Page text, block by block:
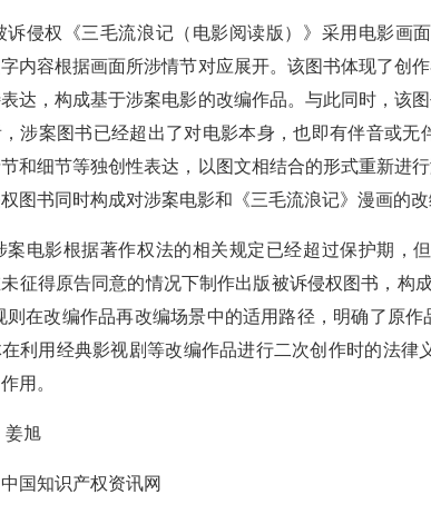
侵权《三毛流浪记（电影阅读版）》采用电影画
内容根据画面所涉情节对应展开。该图书体现了创
达，构成基于涉案电影的改编作品。与此同时，该
，涉案图书已经超出了对电影本身，也即有伴音或
和细节等独创性表达，以图文相结合的形式重新进
图书同时构成对涉案电影和《三毛流浪记》漫画的改
电影根据著作权法的相关规定已经超过保护期，
征得原告同意的情况下制作出版被诉侵权图书，构
则在改编作品再改编场景中的适用路径，明确了原
利用经典影视剧等改编作品进行二次创作时的法律
用。
姜旭
国知识产权资讯网